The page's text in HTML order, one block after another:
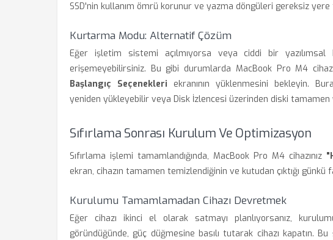
SSD'nin kullanım ömrü korunur ve yazma döngüleri gereksiz
Kurtarma Modu: Alternatif Çözüm
Eğer işletim sistemi açılmıyorsa veya ciddi bir yazılımsal
erişemeyebilirsiniz. Bu gibi durumlarda MacBook Pro M4
Başlangıç Seçenekleri ekranının yüklenmesini bekleyin.
yeniden yükleyebilir veya Disk İzlencesi üzerinden diski tamamen
Sıfırlama Sonrası Kurulum Ve Optimizasyon
Sıfırlama işlemi tamamlandığında, MacBook Pro M4 cihazınız
ekran, cihazın tamamen temizlendiğinin ve kutudan çıktığı
Kurulumu Tamamlamadan Cihazı Devretmek
Eğer cihazı ikinci el olarak satmayı planlıyorsanız,
göründüğünde, güç düğmesine basılı tutarak cihazı kapatın.